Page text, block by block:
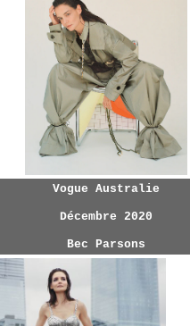
Vogue Australie
Décembre 2020
Bec Parsons